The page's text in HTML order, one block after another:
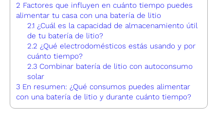
2 Factores que influyen en cuánto tiempo puedes
alimentar tu casa con una batería de litio
2.1 ¿Cuál es la capacidad de almacenamiento útil
de tu batería de litio?
2.2 ¿Qué electrodomésticos estás usando y por
cuánto tiempo?
2.3 Combinar batería de litio con autoconsumo
solar
3 En resumen: ¿Qué consumos puedes alimentar
con una batería de litio y durante cuánto tiempo?